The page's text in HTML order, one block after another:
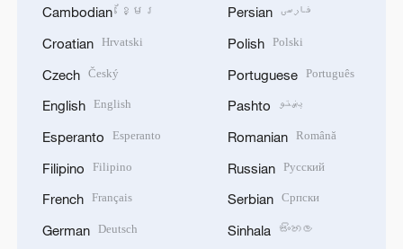
Cambodian ខ្មែរ
Croatian Hrvatski
Czech Český
English English
Esperanto Esperanto
Filipino Filipino
French Français
German Deutsch
Persian فارسی
Polish Polski
Portuguese Português
Pashto پښتو
Romanian Română
Russian Русский
Serbian Српски
Sinhala සිංහල